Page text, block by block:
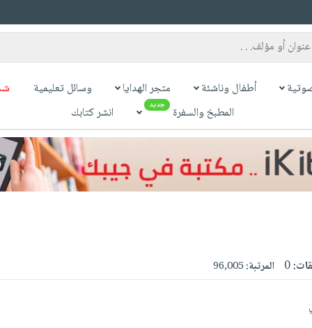
أطفال وناشئة متجر الهدايا وسائل تعليمية
المطبخ والسفرة
جديد انشر كتابك
0 المرتبة:96,005